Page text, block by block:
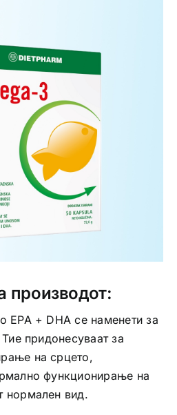
производот:
EPA + DHA се наменети за
придонесуваат за
на срцето,
функционирање на
нормален вид.